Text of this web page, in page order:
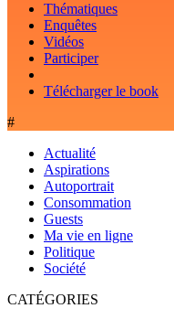
Thématiques
Enquêtes
Vidéos
Participer
Télécharger le book
#
Actualité
Aspirations
Autoportrait
Consommation
Guests
Ma vie en ligne
Politique
Société
CATÉGORIES